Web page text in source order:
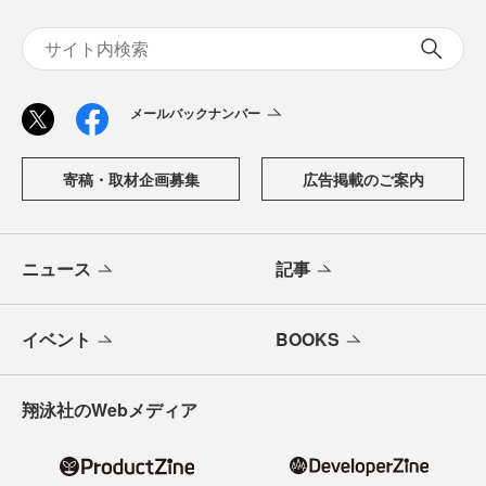
メールバックナンバー
寄稿・取材企画募集 広告掲載のご案内
ニュース 記事
イベント BOOKS
翔泳社のWebメディア